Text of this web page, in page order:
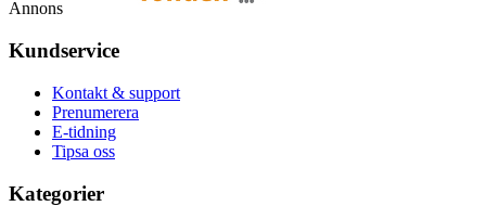
Annons
Kundservice
Kontakt & support
Prenumerera
E-tidning
Tipsa oss
Kategorier